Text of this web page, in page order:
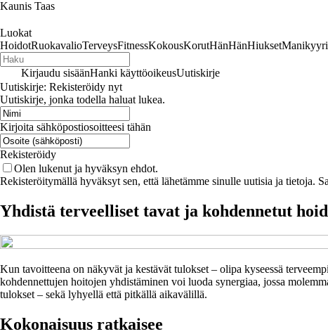
Kaunis Taas
Luokat
HoidotRuokavalioTerveysFitnessKokousKorutHänHänHiuksetManikyyri
Kirjaudu sisäänHanki käyttöoikeusUutiskirje
Uutiskirje: Rekisteröidy nyt
Uutiskirje, jonka todella haluat lukea.
Kirjoita sähköpostiosoitteesi tähän
Rekisteröidy
Olen lukenut ja hyväksyn ehdot.
Rekisteröitymällä hyväksyt sen, että lähetämme sinulle uutisia ja tietoja.
Yhdistä terveelliset tavat ja kohdennetut
Kun tavoitteena on näkyvät ja kestävät tulokset – olipa kyseessä
kohdennettujen hoitojen yhdistäminen voi luoda synergiaa, jossa
tulokset – sekä lyhyellä että pitkällä aikavälillä.
Kokonaisuus ratkaisee